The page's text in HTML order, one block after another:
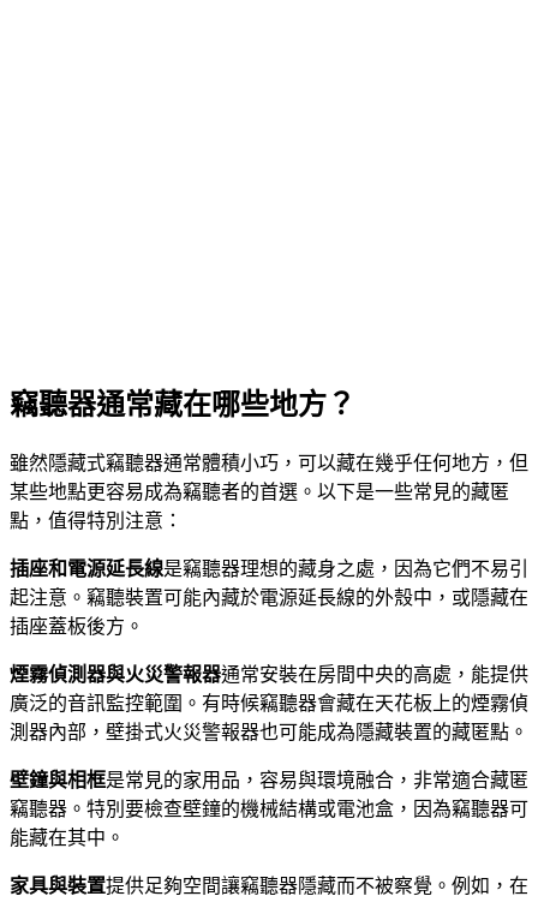
竊聽器通常藏在哪些地方？
雖然隱藏式竊聽器通常體積小巧，可以藏在幾乎任何地方，但
某些地點更容易成為竊聽者的首選。以下是一些常見的藏匿
點，值得特別注意：
插座和電源延長線是竊聽器理想的藏身之處，因為它們不易引
起注意。竊聽裝置可能內藏於電源延長線的外殼中，或隱藏在
插座蓋板後方。
煙霧偵測器與火災警報器通常安裝在房間中央的高處，能提供
廣泛的音訊監控範圍。有時候竊聽器會藏在天花板上的煙霧偵
測器內部，壁掛式火災警報器也可能成為隱藏裝置的藏匿點。
壁鐘與相框是常見的家用品，容易與環境融合，非常適合藏匿
竊聽器。特別要檢查壁鐘的機械結構或電池盒，因為竊聽器可
能藏在其中。
家具與裝置提供足夠空間讓竊聽器隱藏而不被察覺。例如，在